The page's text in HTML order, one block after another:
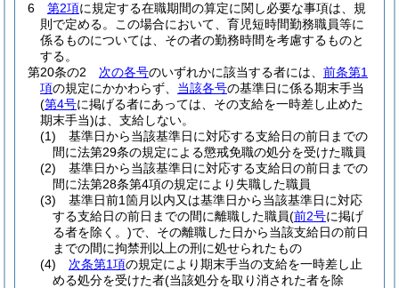
6
第2項に規定する在職期間の算定に関し必要な事項は、規
則で定める。
この場合において、育児短時間勤務職員等に
係るものについては、その者の勤務時間を考慮するものと
する。
第20条の2
次の各号のいずれかに該当する者には、 前条第1
項の規定にかかわらず、 当該各号の基準日に係る期末手当
(第4号に掲げる者にあっては、その支給を一時差し止めた
期末手当)は、支給しない。
(1)
基準日から当該基準日に対応する支給日の前日までの
間に法第29条の規定による懲戒免職の処分を受けた職員
(2)
基準日から当該基準日に対応する支給日の前日までの
間に法第28条第4項の規定により失職した職員
(3)
基準日前1箇月以内又は基準日から当該基準日に対応
する支給日の前日までの間に離職した職員(前2号に掲げ
る者を除く。)で、その離職した日から当該支給日の前日
までの間に拘禁刑以上の刑に処せられたもの
(4)
次条第1項の規定により期末手当の支給を一時差し止
める処分を受けた者(当該処分を取り消された者を除